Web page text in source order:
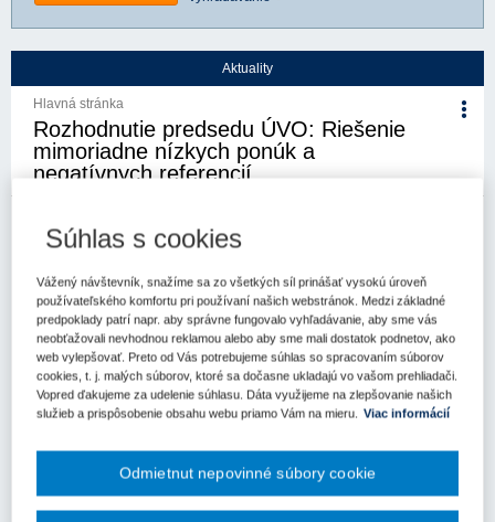
Aktuality
Hlavná stránka
Rozhodnutie predsedu ÚVO: Riešenie
mimoriadne nízkych ponúk a
negatívnych referencií
2. 12. 2024 Aktuality
obstarávanie
Kľúčové slová
Rozhodnutie
Úrad pre verejné obstarávanie
Mimoriadne nízka ponuka
Referencie
Register kľúčových slov
zamietol námietky navrhovateľa ohľadom jeho vylúčenia z
verejnej súťaže na zákazku "Zelený most – ulica (Fiesta)"
Súhlas s cookies
Vážený návštevník, snažíme sa zo všetkých síl prinášať vysokú úroveň
používateľského komfortu pri používaní našich webstránok. Medzi základné
predpoklady patrí napr. aby správne fungovalo vyhľadávanie, aby sme vás
neobťažovali nevhodnou reklamou alebo aby sme mali dostatok podnetov, ako
web vylepšovať. Preto od Vás potrebujeme súhlas so spracovaním súborov
cookies, t. j. malých súborov, ktoré sa dočasne ukladajú vo vašom prehliadači.
Vopred ďakujeme za udelenie súhlasu. Dáta využijeme na zlepšovanie našich
služieb a prispôsobenie obsahu webu priamo Vám na mieru.
Viac informácií
Odmietnut nepovinné súbory cookie